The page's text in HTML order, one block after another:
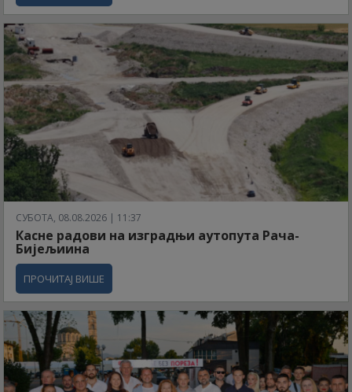
СУБОТА, 08.08.2026 | 11:37
Касне радови на изградњи аутопута Рача-
Бијељиина
ПРОЧИТАЈ ВИШЕ